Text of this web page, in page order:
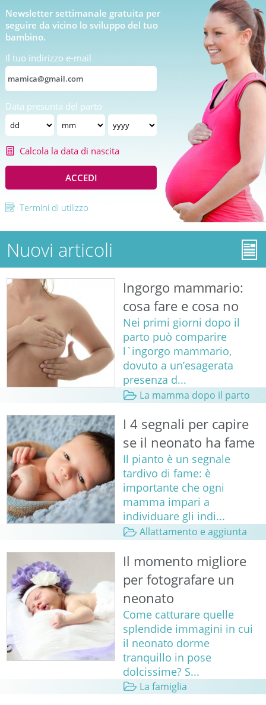
Newsletter settimanale gratuita per
seguire da vicino lo sviluppo del tuo
bambino.
Il tuo indirizzo e-mail
Data presunta del parto
Calcola la data di nascita
ACCEDI
Termini di utilizzo
Nuovi articoli
Ingorgo mammario:
cosa fare e cosa no
Nei primi giorni dopo il
parto può comparire
l`ingorgo mammario,
dovuto a un’esagerata
presenza d...
La mamma dopo il parto
I 4 segnali per capire
se il neonato ha fame
Il pianto è un segnale
tardivo di fame: è
importante che ogni
mamma impari a
individuare gli indi...
Allattamento e aggiunta
Il momento migliore
per fotografare un
neonato
Come catturare quelle
splendide immagini in cui
il neonato dorme
tranquillo in pose
dolcissime? S...
La famiglia